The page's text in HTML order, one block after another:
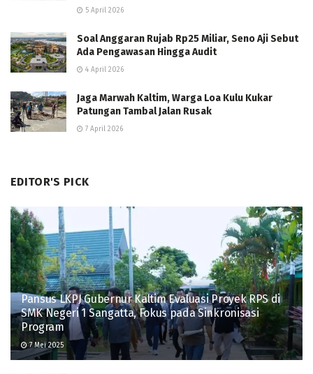
5 April 2026
Soal Anggaran Rujab Rp25 Miliar, Seno Aji Sebut
Ada Pengawasan Hingga Audit
4 April 2026
Jaga Marwah Kaltim, Warga Loa Kulu Kukar
Patungan Tambal Jalan Rusak
7 April 2026
EDITOR'S PICK
Pansus LKPJ Gubernur Kaltim Evaluasi Proyek RPS di
SMK Negeri 1 Sangatta, Fokus pada Sinkronisasi
Program
7 Mei 2025